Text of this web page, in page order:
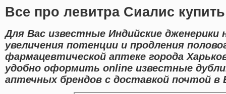
Все про левитра Сиалис
Для Вас известные Индийские дженерики
увеличения потенции и продления
фармацевтической аптеке города
удобно оформить online известные
аптечных брендов с доставкой почтой в